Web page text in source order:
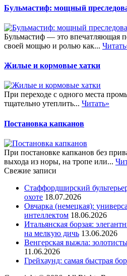
Бульмастиф: мощный
Бульмастиф — это впечатляющая
своей мощью и ролью как...
Жилые и кормовые хатки
При переходе с одного места
тщательно утеплить... Читать»
Постановка капканов
При постановке капканов без
выхода из норы, на тропе или...
Свежие записи
Стаффордширский
охоте 18.07.2026
Овчарка (немецкая):
интеллектом 18.06.2026
Итальянская борзая:
на мелкую дичь 13.06.2026
Венгерская выжла:
11.06.2026
Грейхаунд: самая быстрая